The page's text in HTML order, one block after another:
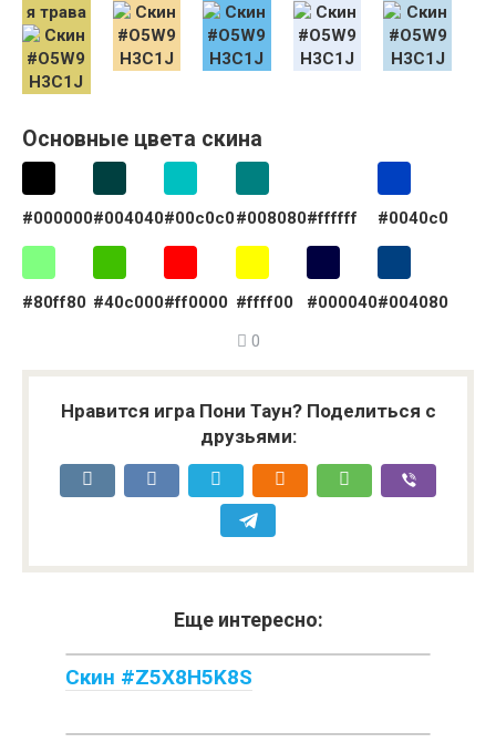
я трава
Основные цвета скина
#000000#004040#00c0c0#008080#ffffff #0040c0
#80ff80 #40c000#ff0000 #ffff00 #000040#004080
0
Нравится игра Пони Таун? Поделиться с
друзьями:
Еще интересно:
Скин #Z5X8H5K8S